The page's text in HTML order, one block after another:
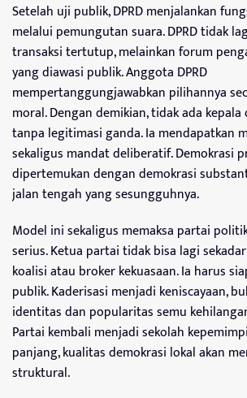
Setelah uji publik, DPRD menjalankan
melalui pemungutan suara. DPRD tidak
transaksi tertutup, melainkan forum
yang diawasi publik. Anggota DPRD
mempertanggungjawabkan pilihannya
moral. Dengan demikian, tidak ada
tanpa legitimasi ganda. Ia mendapatkan
sekaligus mandat deliberatif. Demokrasi
dipertemukan dengan demokrasi
jalan tengah yang sesungguhnya.
Model ini sekaligus memaksa partai
serius. Ketua partai tidak bisa lagi
koalisi atau broker kekuasaan. Ia harus
publik. Kaderisasi menjadi keniscayaan,
identitas dan popularitas semu
Partai kembali menjadi sekolah
panjang, kualitas demokrasi lokal akan
struktural.